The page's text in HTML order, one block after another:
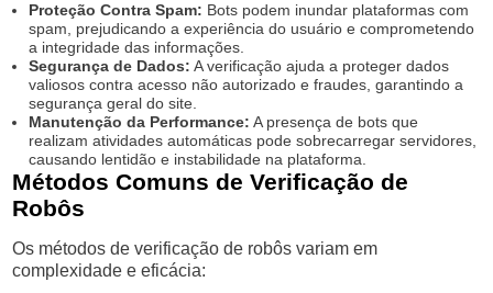
Proteção Contra Spam: Bots podem inundar plataformas com
spam, prejudicando a experiência do usuário e comprometendo
a integridade das informações.
Segurança de Dados: A verificação ajuda a proteger dados
valiosos contra acesso não autorizado e fraudes, garantindo a
segurança geral do site.
Manutenção da Performance: A presença de bots que
realizam atividades automáticas pode sobrecarregar servidores,
causando lentidão e instabilidade na plataforma.
Métodos Comuns de Verificação de
Robôs
Os métodos de verificação de robôs variam em
complexidade e eficácia: